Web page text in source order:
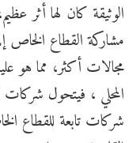
الوثيقة كان لها أثر
مجالات أكثر، مما هو
المحلي ، فيتحول شركات
شركات تابعة للقطاع